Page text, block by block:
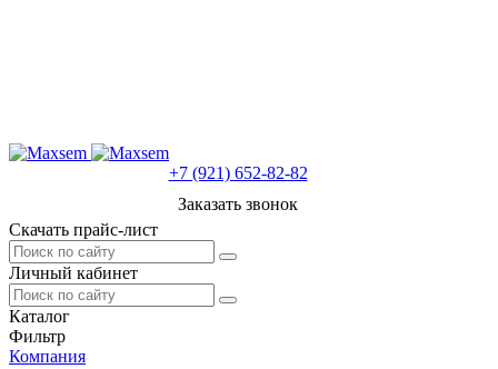
+7 (921) 652-82-82
Заказать звонок
Скачать прайс-лист
Личный кабинет
Каталог
Фильтр
Компания